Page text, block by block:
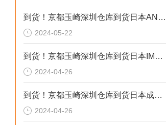
到货！京都玉崎深圳仓库到货日本AND 电子秤HV-60KCEP
2024-05-22
到货！京都玉崎深圳仓库到货日本IMADA 推拉力计 DST-20N
2024-04-26
到货！京都玉崎深圳仓库到货日本成茂锻针仪MF2
2024-04-26